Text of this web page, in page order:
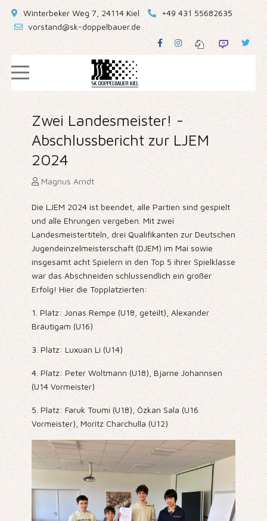
Winterbeker Weg 7, 24114 Kiel
+49 431 55682635
vorstand@sk-doppelbauer.de
Zwei Landesmeister! -
Abschlussbericht zur LJEM
2024
Magnus Arndt
Die LJEM 2024 ist beendet, alle Partien sind gespielt
und alle Ehrungen vergeben. Mit zwei
Landesmeistertiteln, drei Qualifikanten zur Deutschen
Jugendeinzelmeisterschaft (DJEM) im Mai sowie
insgesamt acht Spielern in den Top 5 ihrer Spielklasse
war das Abschneiden schlussendlich ein großer
Erfolg! Hier die Topplatzierten:
1. Platz: Jonas Rempe (U18, geteilt), Alexander
Bräutigam (U16)
3. Platz: Luxuan Li (U14)
4. Platz: Peter Woltmann (U18), Bjarne Johannsen
(U14 Vormeister)
5. Platz: Faruk Toumi (U18), Özkan Sala (U16
Vormeister), Moritz Charchulla (U12)